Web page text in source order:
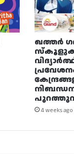
ഖത്തർ
4 weeks ago